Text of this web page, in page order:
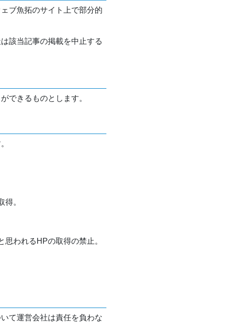
ブ魚拓のサイト上で部分的
該当記事の掲載を中止する
できるものとします。
。
われるHPの取得の禁止。
て運営会社は責任を負わな